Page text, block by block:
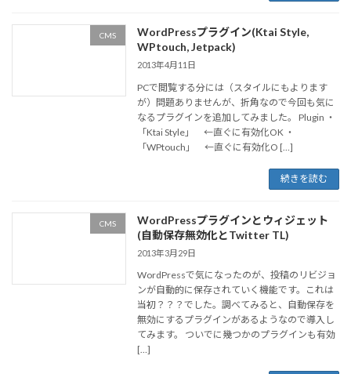
CMS
WordPressプラグイン(Ktai Style,
WPtouch, Jetpack)
2013年4月11日
PCで閲覧する分には（スタイルにもよります
が）問題ありませんが、折角なので今回も気に
なるプラグインを追加してみました。 Plugin ・
「Ktai Style」 ←直ぐに有効化OK ・
「WPtouch」 ←直ぐに有効化O […]
続きを読む
CMS
WordPressプラグインとウィジェット
(自動保存無効化とTwitter TL)
2013年3月29日
WordPressで気になったのが、投稿のリビジョ
ンが自動的に保存されていく機能です。これは
当初？？？でした。調べてみると、自動保存を
無効にするプラグインがあるようなので導入し
てみます。 ついでに幾つかのプラグインも有効
[…]